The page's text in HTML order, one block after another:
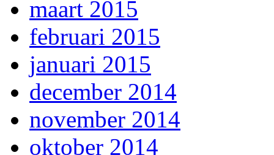
maart 2015
februari 2015
januari 2015
december 2014
november 2014
oktober 2014